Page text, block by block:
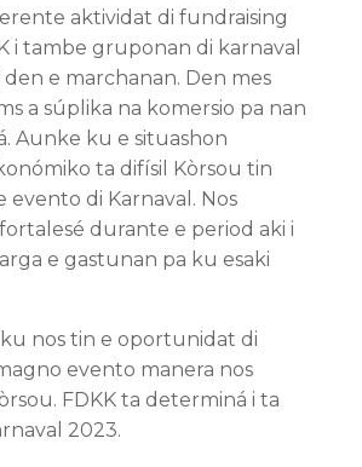
aktividat di fundraising
i tambe gruponan di karnaval
e marchanan. Den mes
a súplika na komersio pa nan
Aunke ku e situashon
ta difísil Kòrsou tin
evento di Karnaval. Nos
durante e period aki i
e gastunan pa ku esaki
nos tin e oportunidat di
evento manera nos
FDKK ta determiná i ta
2023.